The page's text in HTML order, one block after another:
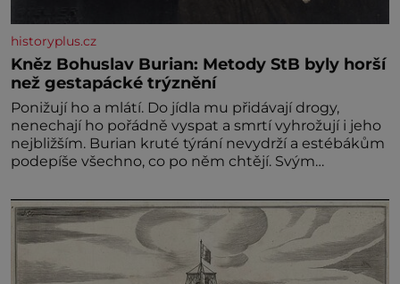
historyplus.cz
Kněz Bohuslav Burian: Metody StB byly horší
než gestapácké trýznění
Ponižují ho a mlátí. Do jídla mu přidávají drogy,
nenechají ho pořádně vyspat a smrtí vyhrožují i jeho
nejbližším. Burian kruté týrání nevydrží a estébákům
podepíše všechno, co po něm chtějí. Svým
výslechů nikdo nevyvíjel fyzický ani psychický nátlak.
Syn brněnského řezníka chce být knězem a